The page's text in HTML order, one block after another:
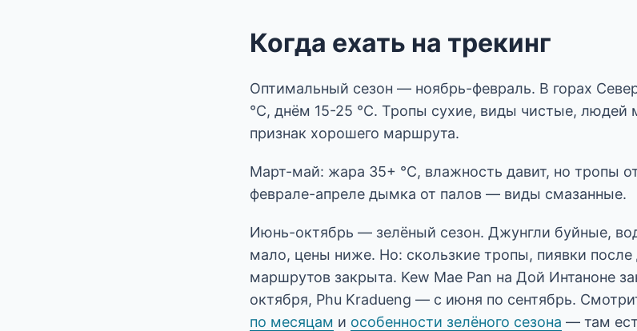
Когда ехать на трекинг
Оптимальный сезон — ноябрь-февраль. В горах
°C, днём 15-25 °C. Тропы сухие, виды чистые, людей
признак хорошего маршрута.
Март-май: жара 35+ °C, влажность давит, но тропы
феврале-апреле дымка от палов — виды смазанные.
Июнь-октябрь — зелёный сезон. Джунгли буйные,
мало, цены ниже. Но: скользкие тропы, пиявки после
маршрутов закрыта. Kew Mae Pan на Дой Интаноне
октября, Phu Kradueng — с июня по сентябрь.
по месяцам и особенности зелёного сезона — там